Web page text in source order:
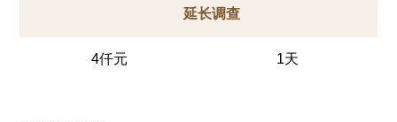
延长调查
4仟元 1天